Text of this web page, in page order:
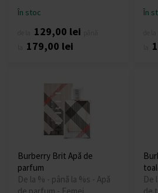
În stoc
129,00 lei
179,00 lei
În
Burberry Brit Apă de
parfum
De la % - până la %s - Apă
De